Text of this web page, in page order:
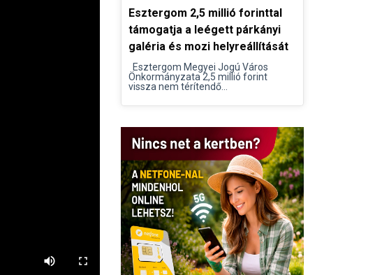
Esztergom 2,5 millió forinttal
támogatja a leégett párkányi
galéria és mozi helyreállítását
Esztergom Megyei Jogú Város
Önkormányzata 2,5 millió forint
vissza nem térítendő...